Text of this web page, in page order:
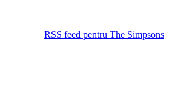
RSS feed pentru The Simpsons